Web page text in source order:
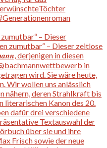
– Dieser